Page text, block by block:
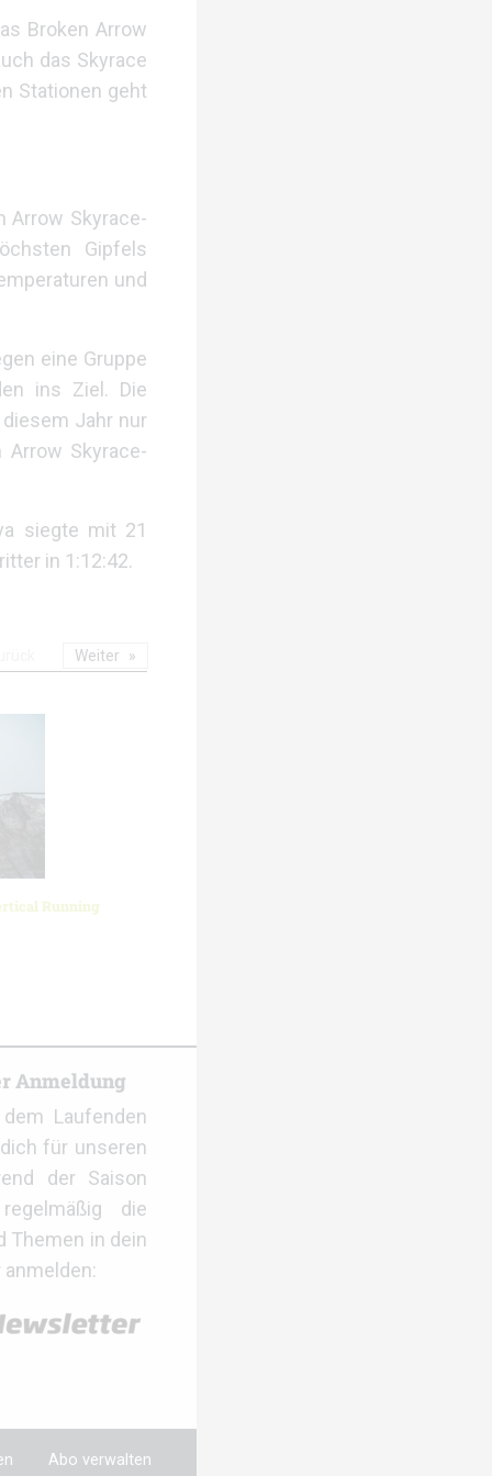
Broken Arrow
das Skyrace
Stationen geht
Arrow Skyrace-
Gipfels
und
eine Gruppe
ins Ziel. Die
Jahr nur
Skyrace-
siegte mit 21
in 1:12:42.
Running
Weiter
Anmeldung
Laufenden
für unseren
der Saison
die
Themen in dein
Abo verwalten